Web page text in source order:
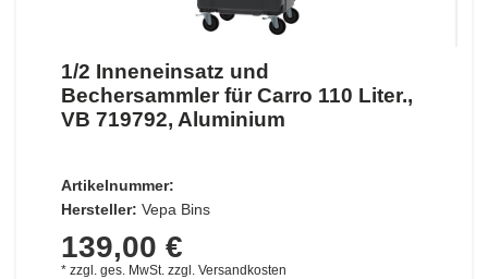
1/2 Inneneinsatz und
Bechersammler für Carro 110 Liter.,
VB 719792, Aluminium
Artikelnummer:
Hersteller: Vepa Bins
139,00 €
* zzgl. ges. MwSt.zzgl. Versandkosten